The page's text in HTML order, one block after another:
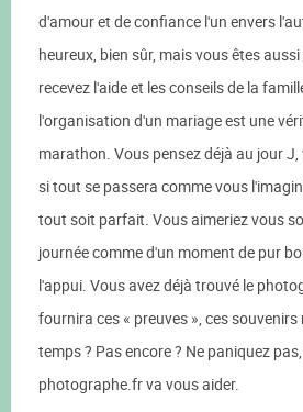
d'amour et de confiance l'un envers
heureux, bien sûr, mais vous êtes
recevez l'aide et les conseils de la
l'organisation d'un mariage est une
marathon. Vous pensez déjà au jour
si tout se passera comme vous
tout soit parfait. Vous aimeriez vous
journée comme d'un moment de pur
l'appui. Vous avez déjà trouvé le
fournira ces « preuves », ces
temps ? Pas encore ? Ne paniquez
photographe.fr va vous aider.